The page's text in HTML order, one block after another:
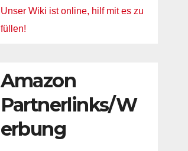
Unser Wiki ist online, hilf mit es zu
füllen!
Amazon
Partnerlinks/W
erbung